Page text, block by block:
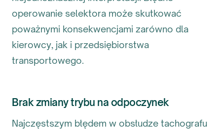
operowanie selektora może skutkować
poważnymi konsekwencjami zarówno dla
kierowcy, jak i przedsiębiorstwa
transportowego.
Brak zmiany trybu na odpoczynek
Najczęstszym błędem w obsłudze tachografu